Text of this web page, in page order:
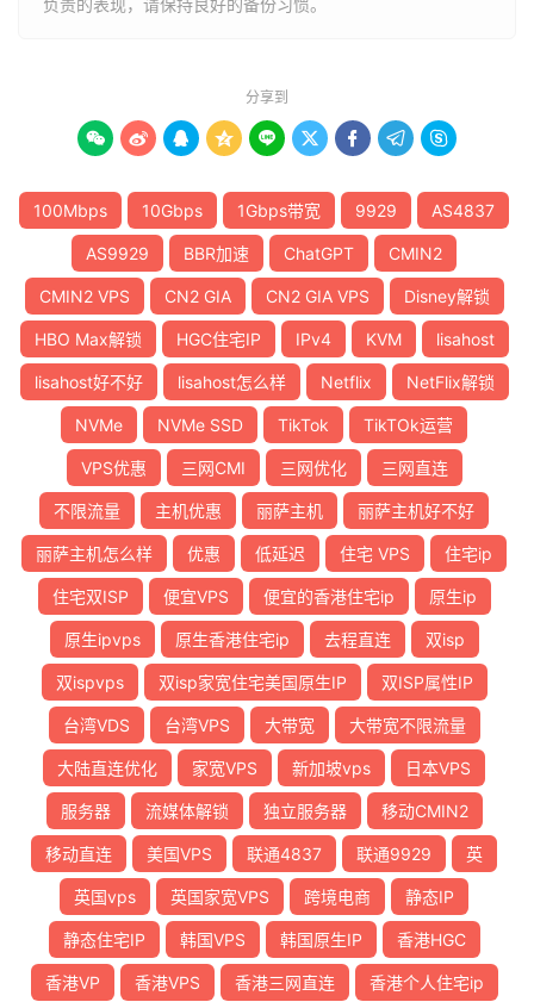
负责的表现，请保持良好的备份习惯。
分享到
        
100Mbps 10Gbps 1Gbps带宽 9929 AS4837
AS9929 BBR加速 ChatGPT CMIN2
CMIN2 VPS CN2 GIA CN2 GIA VPS Disney解锁
HBO Max解锁 HGC住宅IP IPv4 KVM lisahost
lisahost好不好 lisahost怎么样 Netflix NetFlix解锁
NVMe NVMe SSD TikTok TikTOk运营
VPS优惠 三网CMI 三网优化 三网直连
不限流量 主机优惠 丽萨主机 丽萨主机好不好
丽萨主机怎么样 优惠 低延迟 住宅 VPS 住宅ip
住宅双ISP 便宜VPS 便宜的香港住宅ip 原生ip
原生ipvps 原生香港住宅ip 去程直连 双isp
双ispvps 双isp家宽住宅美国原生IP 双ISP属性IP
台湾VDS 台湾VPS 大带宽 大带宽不限流量
大陆直连优化 家宽VPS 新加坡vps 日本VPS
服务器 流媒体解锁 独立服务器 移动CMIN2
移动直连 美国VPS 联通4837 联通9929 英
英国vps 英国家宽VPS 跨境电商 静态IP
静态住宅IP 韩国VPS 韩国原生IP 香港HGC
香港VP 香港VPS 香港三网直连 香港个人住宅ip